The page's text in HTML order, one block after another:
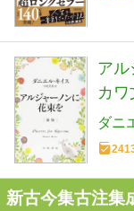
アル
カワ
ダニ
新古今集古注集